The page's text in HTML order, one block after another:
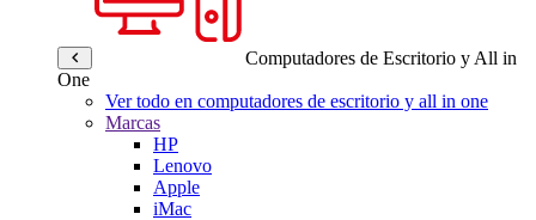
Computadores de Escritorio y All in
One
Ver todo en computadores de escritorio y all in one
Marcas
HP
Lenovo
Apple
iMac